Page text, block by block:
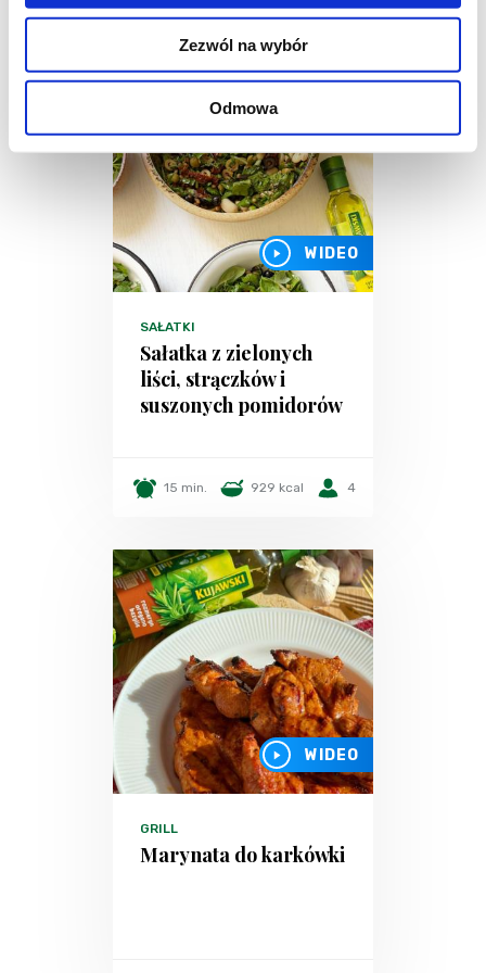
Zezwól na wybór
Odmowa
WIDEO
SAŁATKI
Sałatka z zielonych
liści, strączków i
suszonych pomidorów
15 min. 929 kcal 4
WIDEO
GRILL
Marynata do karkówki